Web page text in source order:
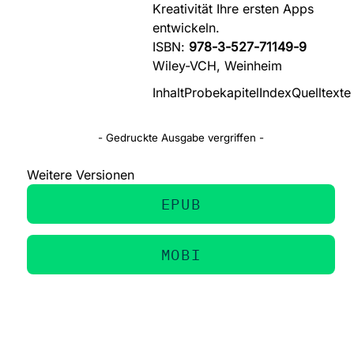
Kreativität Ihre ersten Apps
entwickeln.
ISBN: 978-3-527-71149-9
Wiley-VCH, Weinheim
InhaltProbekapitelIndexQuelltexte
- Gedruckte Ausgabe vergriffen -
Weitere Versionen
EPUB
MOBI